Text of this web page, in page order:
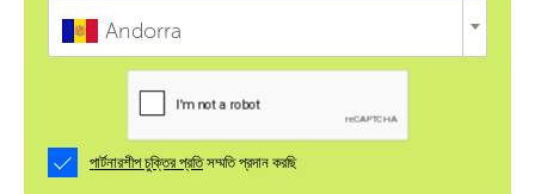
Andorra
পার্টনারশীপ চুক্তির প্রতিসম্মতি প্রদান করছি